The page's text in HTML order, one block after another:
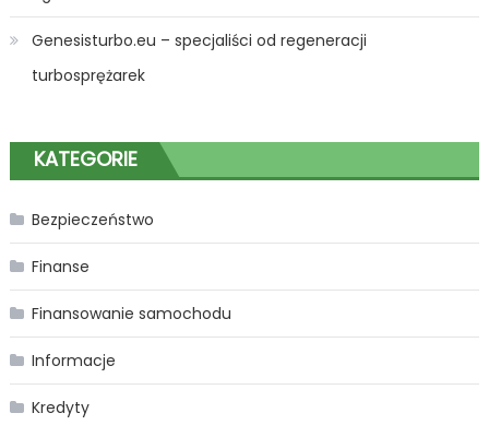
Genesisturbo.eu – specjaliści od regeneracji
turbosprężarek
KATEGORIE
Bezpieczeństwo
Finanse
Finansowanie samochodu
Informacje
Kredyty